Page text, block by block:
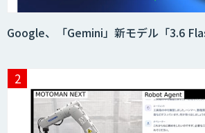
Google、「Gemini」新モデル「3.6